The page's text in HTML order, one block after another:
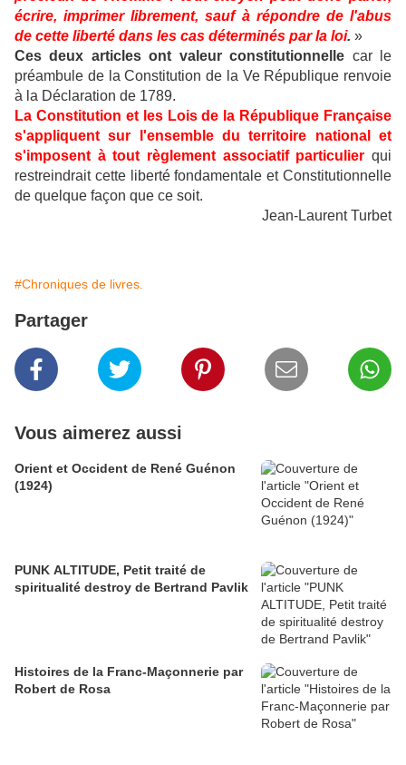
écrire, imprimer librement, sauf à répondre de l'abus
de cette liberté dans les cas déterminés par la loi. »
Ces deux articles ont valeur constitutionnelle car le
préambule de la Constitution de la Ve République renvoie
à la Déclaration de 1789.
La Constitution et les Lois de la République Française
s'appliquent sur l'ensemble du territoire national et
s'imposent à tout règlement associatif particulier qui
restreindrait cette liberté fondamentale et Constitutionnelle
de quelque façon que ce soit.
Jean-Laurent Turbet
#Chroniques de livres.
Partager
Vous aimerez aussi
Orient et Occident de René Guénon
(1924)
PUNK ALTITUDE, Petit traité de
spiritualité destroy de Bertrand Pavlik
Histoires de la Franc-Maçonnerie par
Robert de Rosa